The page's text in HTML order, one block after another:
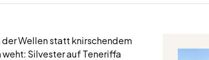
Wellen statt knirschendem
weht: Silvester auf Teneriffa